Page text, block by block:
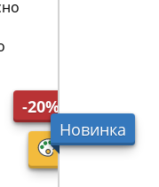
-20%
Новинка